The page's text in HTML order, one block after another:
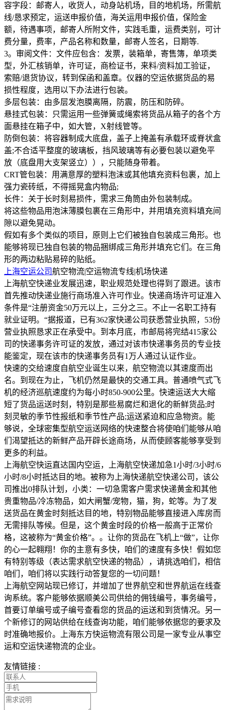
容字段：邮寄人，收货人，动身站机场，目的地机场，所需航
线/恳求预定，运送申报价值，海关运用申报价值，保险金
额，待遇事项，邮寄人所附文件，实践毛重，运费类别，可计
费分量，费率，产品名称和数量，邮寄人签名，日期等.
3。审阅文件：文件应包含：发票，装箱单，寄售簿，单项类
型，外汇核销单，许可证，商检证书，来料/资料加工验证，
索赔/退货协议，转到保函和盖章。仪器的空运依据货品的易
损性程度，选用以下办法进行包装。
多层包装：由多层发泡膜离隔，防震，防压和防碎。
悬挂式包装：只需运用一些弹簧或绳索将货品从箱子的各个方
面悬挂在箱子中，如大管，X射线管等。
防倒包装：将容器制成大底盘，盖子上掩盖有承载环或脊状盒
盖;不合适平整度的玻璃板，挡风玻璃等有必要包装以避免平
放（底盘用大支架竖立）），只能随身带着。
CRT管包装：用满意厚的塑料泡沫或其他填充资料包裹，加上
强力瓷砖纸，不得摇晃盒内物品;
长件：关于长时刻易损件，需求三角筒由外包装制成。
将这些物品用泡沫薄膜包裹在三角形中，并用填充资料填充间
隙以避免晃动。
假如有多个类似的项目，原则上它们被独自包装成三角形。也
能够将现已独自包装的物品捆绑成三角形并填充它们。在三角
形的两边粘贴易碎的贴纸。
上海空运公司航空物流|空运物流专线|机场快递
上海航空快递业发展迅速，职业规范处理也得到了跟进。该市
首先推动快递业施行商场准入许可作业。快递商场许可证准入
条件是“注册资金50万元以上，三分之三。不止一名职工持有
就业证明。“据报道，已有362家快递公司获悉营业执照，53份
营业执照恳求正在承受中。到本月底，市邮局将完结415家公
司的快递事务许可证的发放，通过对该市快递事务员的专业技
能鉴定，现在该市的快递事务员有1万人通过认证作业。
快速的交给速度自航空业诞生以来，航空物流以其速度而出
名。到现在为止，飞机仍然是最快的交通工具。普通喷气式飞
机的经济巡航速度约为每小时850-900公里。快速运送大大缩
短了货品运送时刻，特别是那些易腐烂和退化的新鲜货品;时
刻灵敏的季节性报纸和季节性产品;运送紧迫和应急物资。能
够说，全球密集型航空运送网络的快速整合将使咱们能够从咱
们渴望抵达的新鲜产品开辟长途商场，从而使顾客能够享受到
更多的利益。
上海航空快运直达国内空运，上海航空快递加急1小时/3小时/6
小时/8小时抵达目的地。被称为上海快递航空快递公司，该公
司推出0排队计划，小类：一切急需客户需求快递黄金和其他
贵重物品/冷冻物品，如大闸蟹/宠物，猫，狗，蛇等。为了发
送货品在黄金时刻抵达目的地，特别物品能够直接进入库房而
无需排队等候。但是，这个黄金时段的价格一般高于正常价
格，这被称为“黄金价格”。。让你的货品在飞机上“做”，让你
的心一起翱翔！你的主意有多快，咱们的速度有多快！假如您
有特别等级（表达需求航空快递的物品），请挑选咱们，相信
咱们，咱们将以实践行动答复您的一切问题！
上海航空网站现已修订，并增加了世界航空和世界航运在线查
询系统。客户能够依据顺美公司供给的佣钱编号，事务编号，
首要订单编号或子编号查看您的货品的运送和到货情况。另一
个新修订的网站供给在线查询功能，咱们能够依据您的要求及
时准确地报价。上海东方快运物流有限公司是一家专业从事空
运和空运快递物流的企业。
友情链接 :